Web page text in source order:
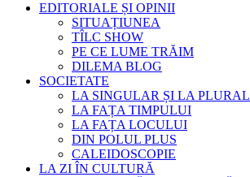
EDITORIALE ȘI OPINII
SITUAȚIUNEA
TÎLC SHOW
PE CE LUME TRĂIM
DILEMA BLOG
SOCIETATE
LA SINGULAR ȘI LA PLURAL
LA FAȚA TIMPULUI
LA FAȚA LOCULUI
DIN POLUL PLUS
CALEIDOSCOPIE
LA ZI ÎN CULTURĂ